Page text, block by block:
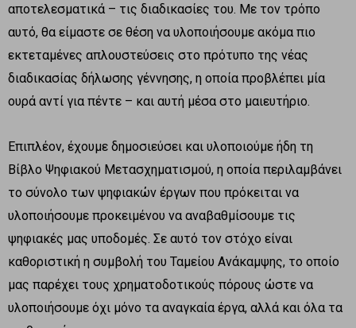
αποτελεσματικά – τις διαδικασίες του. Με τον τρόπο
αυτό, θα είμαστε σε θέση να υλοποιήσουμε ακόμα πιο
εκτεταμένες απλουστεύσεις στο πρότυπο της νέας
διαδικασίας δήλωσης γέννησης, η οποία προβλέπει μία
ουρά αντί για πέντε – και αυτή μέσα στο μαιευτήριο.
Επιπλέον, έχουμε δημοσιεύσει και υλοποιούμε ήδη τη
Βίβλο Ψηφιακού Μετασχηματισμού, η οποία περιλαμβάνει
το σύνολο των ψηφιακών έργων που πρόκειται να
υλοποιήσουμε προκειμένου να αναβαθμίσουμε τις
ψηφιακές μας υποδομές. Σε αυτό τον στόχο είναι
καθοριστική η συμβολή του Ταμείου Ανάκαμψης, το οποίο
μας παρέχει τους χρηματοδοτικούς πόρους ώστε να
υλοποιήσουμε όχι μόνο τα αναγκαία έργα, αλλά και όλα τα